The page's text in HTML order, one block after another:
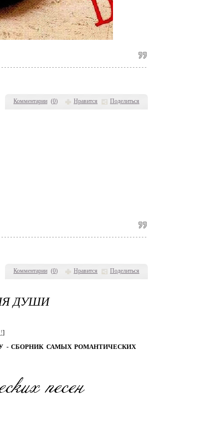
Комментарии (0) Нравится Поделиться
Комментарии (0) Нравится Поделиться
ДУШИ
]
СБОРНИК САМЫХ РОМАНТИЧЕСКИХ